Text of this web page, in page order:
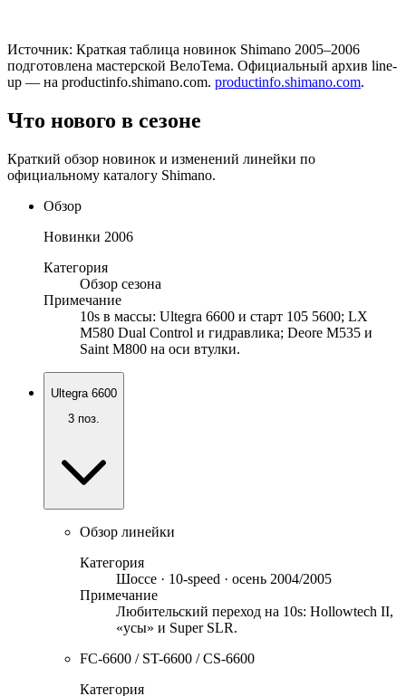
Источник: Краткая таблица новинок Shimano 2005–2006
подготовлена мастерской ВелоТема. Официальный архив line-
up — на productinfo.shimano.com. productinfo.shimano.com.
Что нового в сезоне
Краткий обзор новинок и изменений линейки по
официальному каталогу Shimano.
Обзор
Новинки 2006
Категория
Обзор сезона
Примечание
10s в массы: Ultegra 6600 и старт 105 5600; LX
M580 Dual Control и гидравлика; Deore M535 и
Saint M800 на оси втулки.
Ultegra 6600
3 поз.
Обзор линейки
Категория
Шоссе · 10-speed · осень 2004/2005
Примечание
Любительский переход на 10s: Hollowtech II,
«усы» и Super SLR.
FC-6600 / ST-6600 / CS-6600
Категория